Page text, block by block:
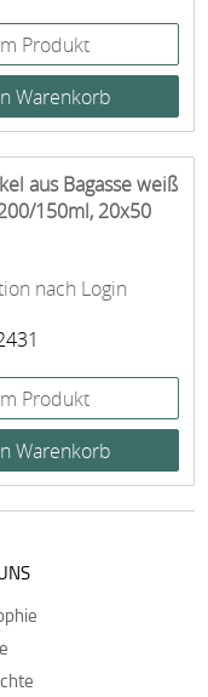
Produkt
aus Bagasse weiß
150ml, 20x50
nach Login
Produkt